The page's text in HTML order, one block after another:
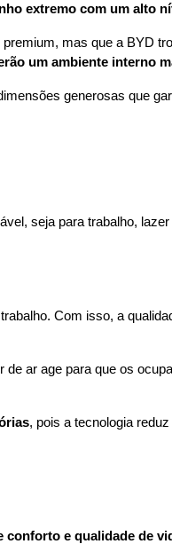
extremo com um alto
mas que a BYD
um ambiente interno
generosas que
seja para trabalho,
Com isso, a
de ar age para que os
, pois a tecnologia
conforto e qualidade de